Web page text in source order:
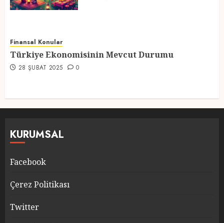
Finansal Konular
Türkiye Ekonomisinin Mevcut Durumu
28 ŞUBAT 2025 0
KURUMSAL
Facebook
Çerez Politikası
Twitter